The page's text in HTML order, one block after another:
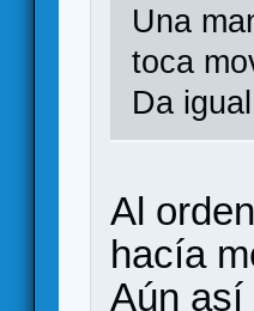
Una
toca
Da
Al
hacía
Aún así